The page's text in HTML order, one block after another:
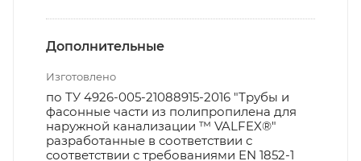
Дополнительные
Изготовлено
по ТУ 4926-005-21088915-2016 "Трубы и
фасонные части из полипропилена для
наружной канализации ™ VALFEX®"
разработанные в соответствии с
соответствии с требованиями EN 1852-1